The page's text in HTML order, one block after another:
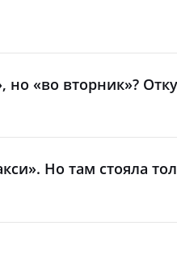
но «во вторник»?
Но там стояла